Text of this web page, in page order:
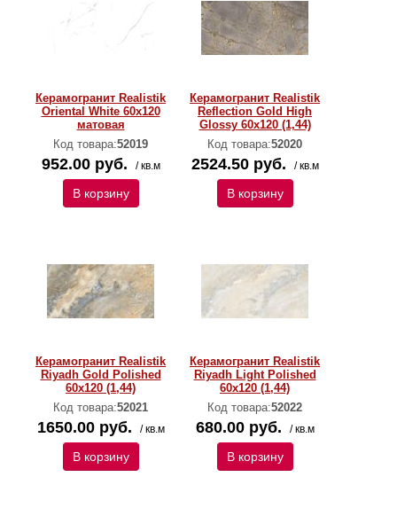
Керамогранит Realistik
Oriental White 60x120
матовая
Код товара:52019
952.00 руб. / кв.м
В корзину
Керамогранит Realistik
Reflection Gold High
Glossy 60x120 (1,44)
Код товара:52020
2524.50 руб. / кв.м
В корзину
Керамогранит Realistik
Riyadh Gold Polished
60x120 (1,44)
Код товара:52021
1650.00 руб. / кв.м
В корзину
Керамогранит Realistik
Riyadh Light Polished
60x120 (1,44)
Код товара:52022
680.00 руб. / кв.м
В корзину